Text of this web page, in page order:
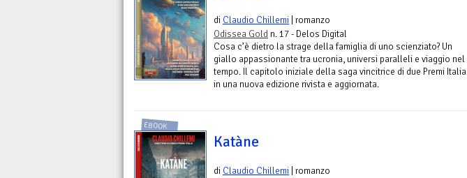
di Claudio Chillemi | romanzo
Odissea Gold n. 17 - Delos Digital
Cosa c’è dietro la strage della famiglia di uno scienziato? Un
giallo appassionante tra ucronia, universi paralleli e viaggio nel
tempo. Il capitolo iniziale della saga vincitrice di due Premi Italia
in una nuova edizione rivista e aggiornata.
EBOOK
Katàne
di Claudio Chillemi | romanzo